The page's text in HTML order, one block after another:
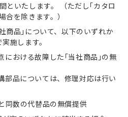
いたします。 （ただし｢カタロ
合を除きます。）
品｣について、以下のいずれか
施します。
における故障した｢当社商品｣の無
部品については、修理対応は行い
同数の代替品の無償提供